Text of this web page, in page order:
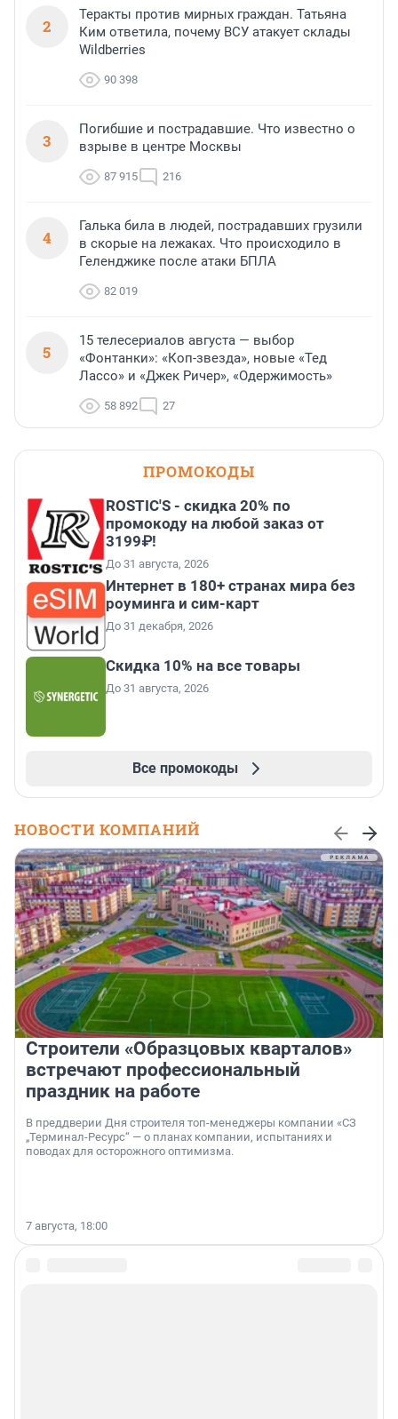
2
Теракты против мирных граждан. Татьяна
Ким ответила, почему ВСУ атакует склады
Wildberries
90 398
3
Погибшие и пострадавшие. Что известно о
взрыве в центре Москвы
87 915 216
4
Галька била в людей, пострадавших грузили
в скорые на лежаках. Что происходило в
Геленджике после атаки БПЛА
82 019
5
15 телесериалов августа — выбор
«Фонтанки»: «Коп-звезда», новые «Тед
Лассо» и «Джек Ричер», «Одержимость»
58 892 27
ПРОМОКОДЫ
ROSTIC'S - скидка 20% по
промокоду на любой заказ от
3199₽!
До 31 августа, 2026
Интернет в 180+ странах мира без
роуминга и сим-карт
До 31 декабря, 2026
Скидка 10% на все товары
До 31 августа, 2026
Все промокоды
НОВОСТИ КОМПАНИЙ
Строители «Образцовых кварталов»
встречают профессиональный
праздник на работе
В преддверии Дня строителя топ-менеджеры компании «СЗ
„Терминал-Ресурс“ — о планах компании, испытаниях и
поводах для осторожного оптимизма.
7 августа, 18:00